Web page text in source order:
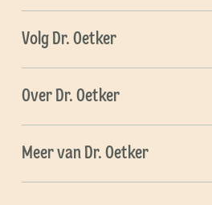
Volg Dr. Oetker
Over Dr. Oetker
Meer van Dr. Oetker